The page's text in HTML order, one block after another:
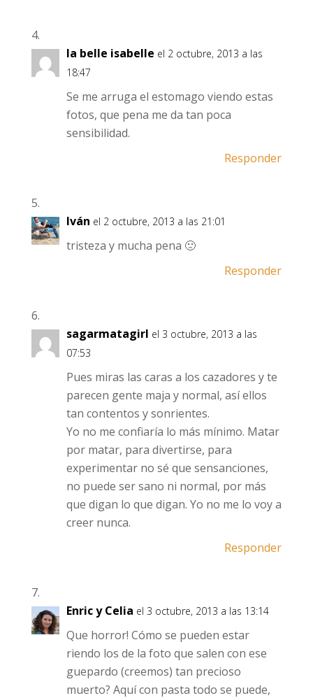
la belle isabelle el 2 octubre, 2013 a las
18:47
Se me arruga el estomago viendo estas
fotos, que pena me da tan poca
sensibilidad.
Responder
Iván el 2 octubre, 2013 a las 21:01
tristeza y mucha pena 🙁
Responder
sagarmatagirl el 3 octubre, 2013 a las
07:53
Pues miras las caras a los cazadores y te
parecen gente maja y normal, así ellos
tan contentos y sonrientes.
Yo no me confiaría lo más mínimo. Matar
por matar, para divertirse, para
experimentar no sé que sensanciones,
no puede ser sano ni normal, por más
que digan lo que digan. Yo no me lo voy a
creer nunca.
Responder
Enric y Celia el 3 octubre, 2013 a las 13:14
Que horror! Cómo se pueden estar
riendo los de la foto que salen con ese
guepardo (creemos) tan precioso
muerto? Aquí con pasta todo se puede,